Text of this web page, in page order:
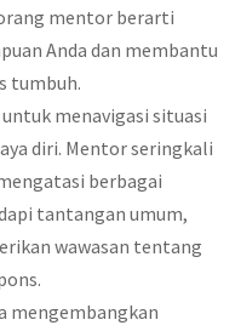
mentor berarti
Anda dan membantu
tumbuh.
menavigasi situasi
diri. Mentor seringkali
berbagai
tantangan umum,
wawasan tentang
mengembangkan